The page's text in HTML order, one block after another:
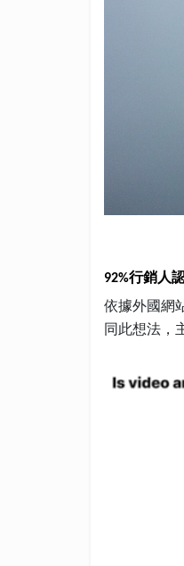
92%行銷人
依據外國網
同此想法，